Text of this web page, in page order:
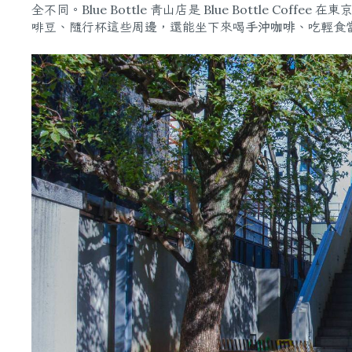
全不同。Blue Bottle 青山店是 Blue Bottle Coffee 在東
啡豆、隨行杯這些周邊，還能坐下來喝手沖咖啡 、吃輕食